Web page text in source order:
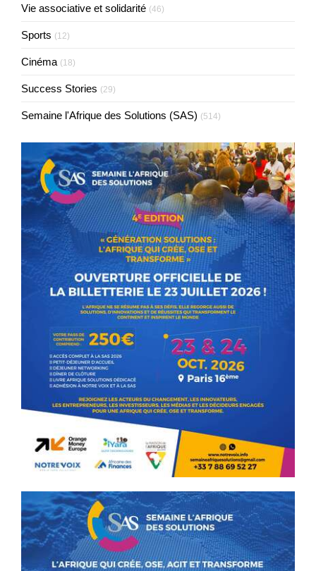
Vie associative et solidarité (46)
Sports (12)
Cinéma (18)
Success Stories (29)
Semaine l'Afrique des Solutions (SAS) (514)